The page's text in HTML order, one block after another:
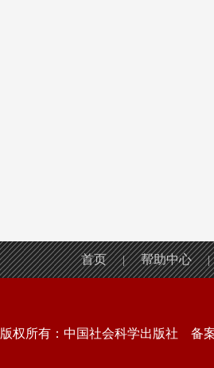
首页 | 帮助中心 |
版权所有：中国社会科学出版社 备